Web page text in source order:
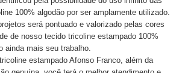
100% algodão por ser amplamente utilizado.
será pontuado e valorizado pelas cores
de nosso tecido tricoline estampado 100%
ainda mais seu trabalho.
estampado Afonso Franco, além da